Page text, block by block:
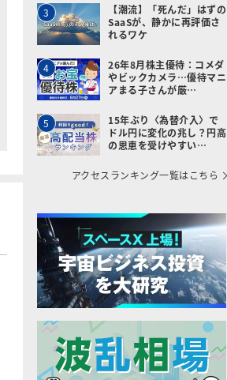
3
【潮流】「死んだ」はずの
SaaSが、静かに再評価さ
れるワケ
4
26年8月株主優待：コメダ
やビックカメラ…優待マニ
アまる子さんが厳…
5
15年ぶり〈為替介入〉で
ドル円に変化の兆し？円高
の恩恵を受けやすい…
アクセスランキング一覧はこちら